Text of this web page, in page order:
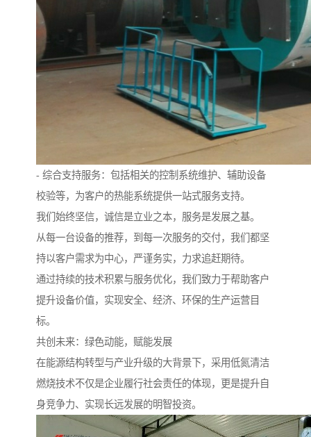
- 综合支持服务：包括相关的控制系统维护、辅助设备
校验等，为客户的热能系统提供一站式服务支持。
我们始终坚信，诚信是立业之本，服务是发展之基。
从每一台设备的推荐，到每一次服务的交付，我们都坚
持以客户需求为中心，严谨务实，力求追赶期待。
通过持续的技术积累与服务优化，我们致力于帮助客户
提升设备价值，实现安全、经济、环保的生产运营目
标。
共创未来：绿色动能，赋能发展
在能源结构转型与产业升级的大背景下，采用低氮清洁
燃烧技术不仅是企业履行社会责任的体现，更是提升自
身竞争力、实现长远发展的明智投资。